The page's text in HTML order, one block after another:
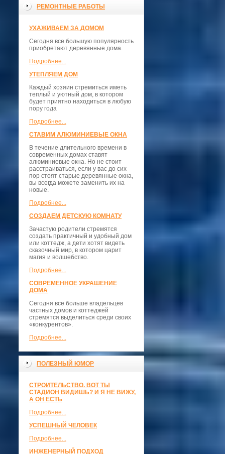
РЕМОНТНЫЕ РАБОТЫ
УХАЖИВАЕМ ЗА ДОМОМ
Сегодня все большую популярность
приобретают деревянные дома.
Подробнее...
УТЕПЛЯЕМ ДОМ
Каждый хозяин стремиться иметь
теплый и уютный дом, в котором
будет приятно находиться в любую
пору года
Подробнее...
СТАВИМ АЛЮМИНИЕВЫЕ ОКНА
В течение длительного времени в
современных домах ставят
алюминиевые окна. Но не стоит
расстраиваться, если у вас до сих
пор стоят старые деревянные окна,
вы всегда можете заменить их на
новые.
Подробнее...
СОЗДАЕМ ДЕТСКУЮ КОМНАТУ
Зачастую родители стремятся
создать практичный и удобный дом
или коттедж, а дети хотят видеть
сказочный мир, в котором царит
магия и волшебство.
Подробнее...
СОВРЕМЕННОЕ УКРАШЕНИЕ
ДОМА
Сегодня все больше владельцев
частных домов и коттеджей
стремятся выделиться среди своих
«конкурентов».
Подробнее...
ПОЛЕЗНЫЙ ЮМОР
СТРОИТЕЛЬСТВО. ВОТ ТЫ
СТАДИОН ВИДИШЬ? И Я НЕ ВИЖУ,
А ОН ЕСТЬ
Подробнее...
УСПЕШНЫЙ ЧЕЛОВЕК
Подробнее...
ИНЖЕНЕРНЫЙ ПОДХОД